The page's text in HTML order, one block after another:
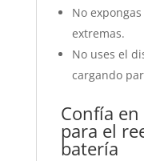
No
extremas.
No uses el
cargando
Confía
para el
batería